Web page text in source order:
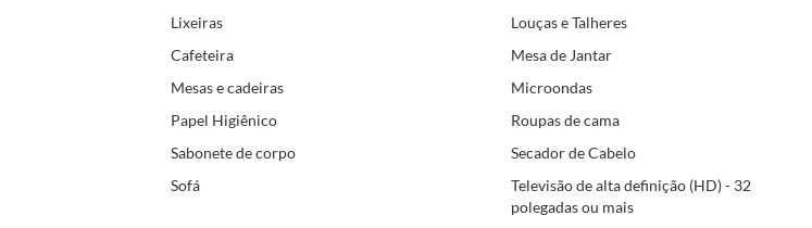
Lixeiras
Louças e Talheres
Cafeteira
Mesa de Jantar
Mesas e cadeiras
Microondas
Papel Higiênico
Roupas de cama
Sabonete de corpo
Secador de Cabelo
Sofá
Televisão de alta definição (HD) - 32
polegadas ou mais